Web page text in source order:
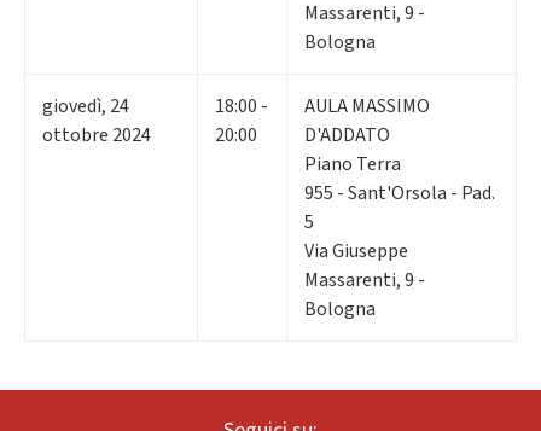
Massarenti, 9 -
Bologna
giovedì, 24
ottobre 2024
18:00 -
20:00
AULA MASSIMO
D'ADDATO
Piano Terra
955 - Sant'Orsola - Pad.
5
Via Giuseppe
Massarenti, 9 -
Bologna